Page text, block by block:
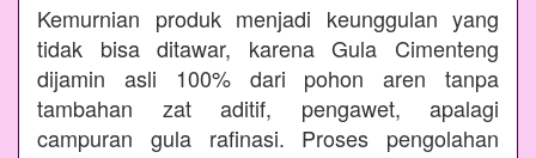
Kemurnian produk menjadi keunggulan yang
tidak bisa ditawar, karena Gula Cimenteng
dijamin asli 100% dari pohon aren tanpa
tambahan zat aditif, pengawet, apalagi
campuran gula rafinasi. Proses pengolahan